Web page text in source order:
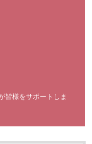
皆様をサポートしま